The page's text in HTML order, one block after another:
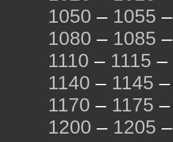
1050 – 1055 –
1080 – 1085 –
1110 – 1115 –
1140 – 1145 –
1170 – 1175 –
1200 – 1205 –